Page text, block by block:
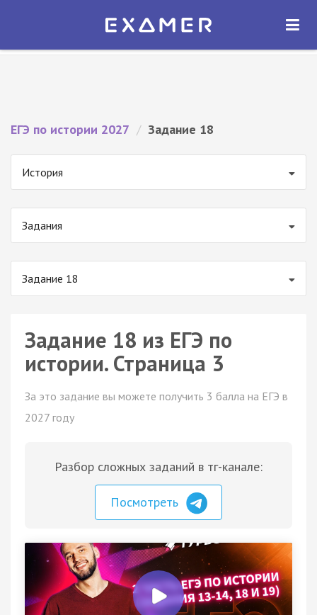
Экзамер — ЕГЭ 2027
ОТКРЫТЬ
ЕГЭ по истории 2027 / Задание 18
История
Задания
Задание 18
Задание 18 из ЕГЭ по
истории. Страница 3
За это задание вы можете получить 3 балла на ЕГЭ в
2027 году
Разбор сложных заданий в тг-канале:
Посмотреть